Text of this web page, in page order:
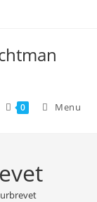
0 Menu